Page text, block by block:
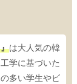
は大人気の韓
学に基づいた
多い学生やビ